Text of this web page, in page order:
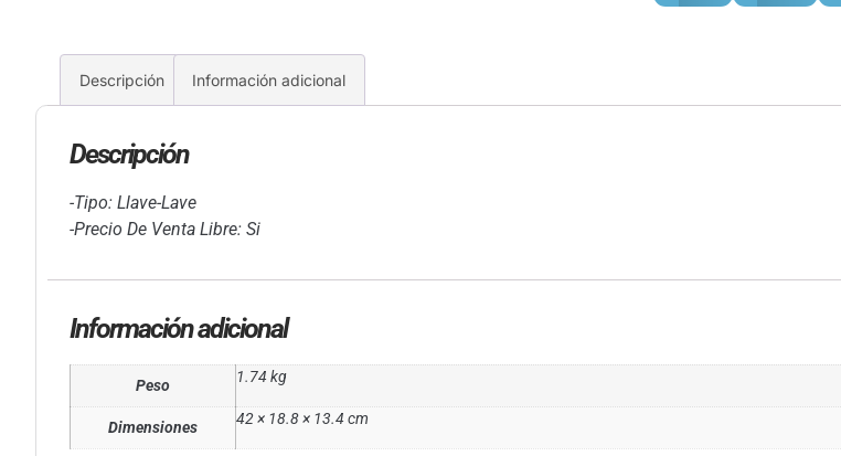
Descripción Información adicional
Descripción
-Tipo: Llave-Lave
-Precio De Venta Libre: Si
Información adicional
Peso 1.74 kg
Dimensiones 42 × 18.8 × 13.4 cm